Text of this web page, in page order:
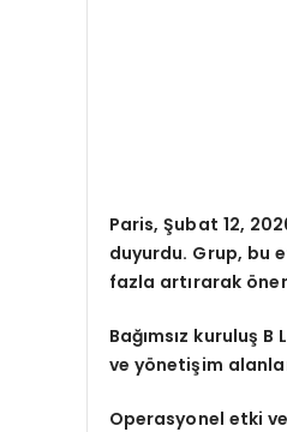
Paris, Şubat 12,
duyurdu. Grup, bu
fazla artırarak
Bağımsız kuruluş
ve yönetişim
Operasyonel etki